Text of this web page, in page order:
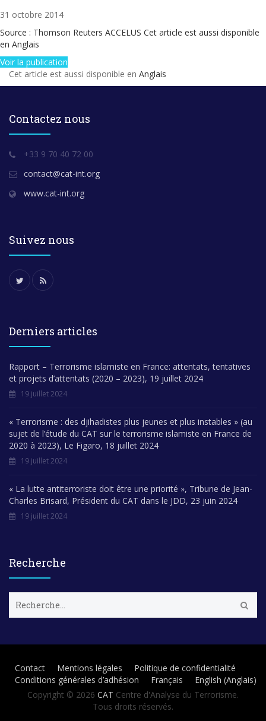
31 octobre 2014
Source : Thomson Reuters ACCELUS Cet article est aussi disponible
en Anglais
Voir la publication
Cet article est aussi disponible en Anglais
Contactez nous
+33 9 70 40 72 00
contact@cat-int.org
www.cat-int.org
Suivez nous
Derniers articles
Rapport – Terrorisme islamiste en France: attentats, tentatives
et projets d’attentats (2020 – 2023), 19 juillet 2024
19 juillet 2024
« Terrorisme : des djihadistes plus jeunes et plus instables » (au
sujet de l’étude du CAT sur le terrorisme islamiste en France de
2020 à 2023), Le Figaro, 18 juillet 2024
19 juillet 2024
« La lutte antiterroriste doit être une priorité », Tribune de Jean-
Charles Brisard, Président du CAT dans le JDD, 23 juin 2024
19 juillet 2024
Recherche
c
e
Contact Mentions légales
Politique de confidentialité
Conditions générales d’adhésion
Français English (Anglais)
Copyright © 2026 CAT Centre d'Analyse du Terrorisme.
Tous droits réservés.